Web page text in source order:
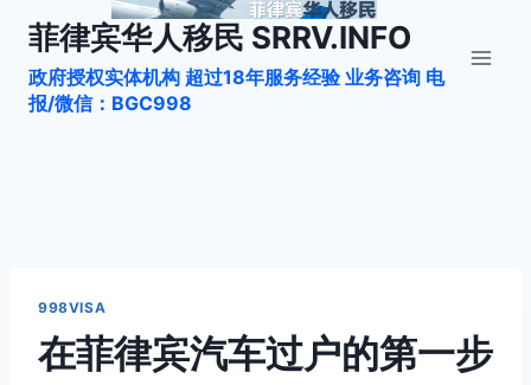
菲律宾华人移民 SRRV.INFO
政府授权实体机构 超过18年服务经验 业务咨询 电
报/微信：BGC998
998VISA
在菲律宾汽车过户的第一步